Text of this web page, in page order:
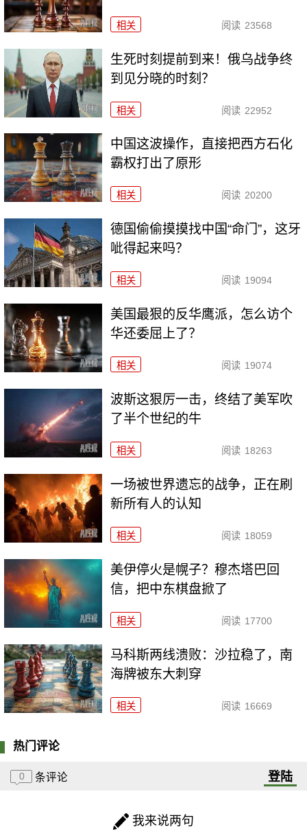
相关 阅读 23568
生死时刻提前到来！俄乌战争终
到见分晓的时刻？
相关 阅读 22952
中国这波操作，直接把西方石化
霸权打出了原形
相关 阅读 20200
德国偷偷摸摸找中国“命门”，这牙
呲得起来吗？
相关 阅读 19094
美国最狠的反华鹰派，怎么访个
华还委屈上了？
相关 阅读 19074
波斯这狠厉一击，终结了美军吹
了半个世纪的牛
相关 阅读 18263
一场被世界遗忘的战争，正在刷
新所有人的认知
相关 阅读 18059
美伊停火是幌子？穆杰塔巴回
信，把中东棋盘掀了
相关 阅读 17700
马科斯两线溃败：沙拉稳了，南
海牌被东大刺穿
相关 阅读 16669
热门评论
0 条评论 登陆
我来说两句